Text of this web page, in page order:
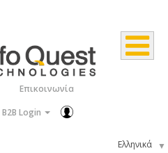
Επικοινωνία
B2B Login
Select